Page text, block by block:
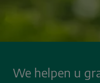
We helpen u